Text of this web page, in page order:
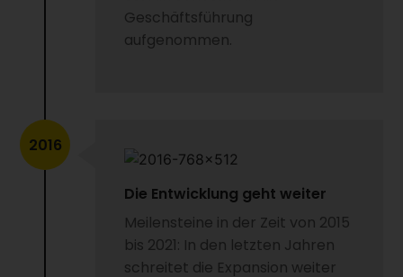
Geschäftsführung
aufgenommen.
Die Entwicklung geht weiter
Meilensteine in der Zeit von 2015
bis 2021: In den letzten Jahren
schreitet die Expansion weiter
2016